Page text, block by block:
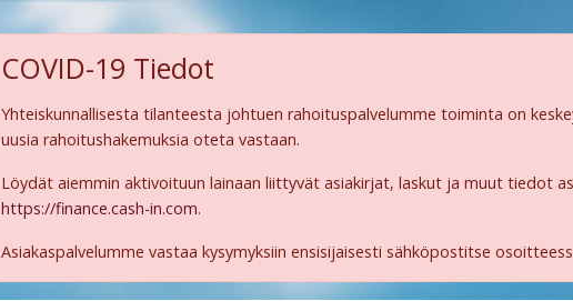
COVID-19 Tiedot
Yhteiskunnallisesta tilanteesta johtuen rahoituspalvelumme toiminta on
uusia rahoitushakemuksia oteta vastaan.
Löydät aiemmin aktivoituun lainaan liittyvät asiakirjat, laskut ja muut tiedot
https://finance.cash-in.com.
Asiakaspalvelumme vastaa kysymyksiin ensisijaisesti sähköpostitse